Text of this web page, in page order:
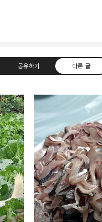
공유하기 다른 글
Facebook